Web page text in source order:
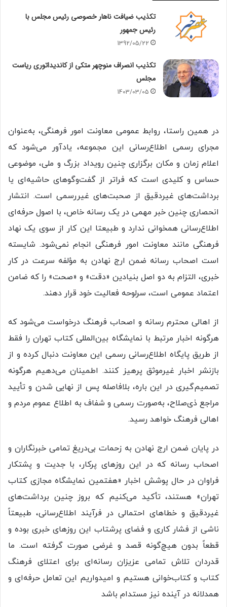
تکذیب ضیافت ناهار خصوصی رئیس مجلس با
رئیس جمهور
1392/05/22
تکذیب انصراف منوچهر متکی از کاندیداتوری ریاست
مجلس
1403/03/05
در همین راستا، روابط عمومی معاونت امور فرهنگی، به‌عنوان
مجرای رسمی اطلاع‌رسانی این مجموعه، یادآور می‌شود که
اعلام زمان و مکان برگزاری چنین رویداد بزرگ و ملی، موضوعی
حساس و کلیدی است که فراتر از گفت‌وگوهای حاشیه‌ای یا
برداشت‌های غیردقیق از صحبت‌های غیررسمی است. انتشار
انحصاری چنین خبر مهمی در یک رسانه خاص، با اصول حرفه‌ای
اطلاع‌رسانی همخوانی ندارد و طبیعتا این کار از سوی یک نهاد
فرهنگی مانند معاونت امور فرهنگی انجام نمی‌شود. شایسته
است اصحاب رسانه ضمن ارج نهادن به مؤلفه سرعت در کار
خبری، التزام به دو اصل بنیادین «دقت» و «صحت» را که ضامن
اعتماد عمومی است، سرلوحه فعالیت خود قرار دهند.
از اهالی محترم رسانه و اصحاب فرهنگ درخواست می‌شود که
هرگونه اخبار مرتبط با نمایشگاه بین‌المللی کتاب تهران را فقط
از طریق پایگاه اطلاع‌رسانی رسمی این معاونت دنبال کرده و از
بازنشر اخبار غیرموثق پرهیز کنند. اطمینان می‌دهیم هرگونه
تصمیم‌گیری در این باره، بلافاصله پس از نهایی شدن و تأیید
مراجع ذی‌صلاح، به‌صورت رسمی و شفاف به اطلاع عموم مردم و
اهالی فرهنگ خواهد رسید.
در پایان ضمن ارج نهادن به زحمات بی‌دریغ تمامی خبرنگاران و
اصحاب رسانه که در این روزهای پرکار، با جدیت و پشتکار
فراوان در حال پوشش اخبار «هفتمین نمایشگاه مجازی کتاب
تهران» هستند، تأکید می‌کنیم که بروز چنین برداشت‌های
غیردقیق و خطاهای احتمالی در فرآیند اطلاع‌رسانی، طبیعتاً
ناشی از فشار کاری و فضای پرشتاب این روزهای خبری بوده و
قطعاً بدون هیچ‌گونه قصد و غرضی صورت گرفته است. ما
قدردان تلاش تمامی عزیزان رسانه‌ای برای اعتلای فرهنگ
کتاب و کتاب‌خوانی هستیم و امیدواریم این تعامل حرفه‌ای و
همدلانه در آینده نیز مستدام باشد